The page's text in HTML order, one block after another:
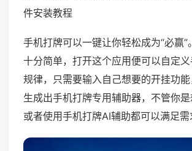
件安装教程
手机打牌可以一键让你轻松成为“必赢”
十分简单，打开这个应用便可以自定
规律，只需要输入自己想要的开挂功
生成出手机打牌专用辅助器，不管你
或者使用手机打牌AI辅助都可以满足需